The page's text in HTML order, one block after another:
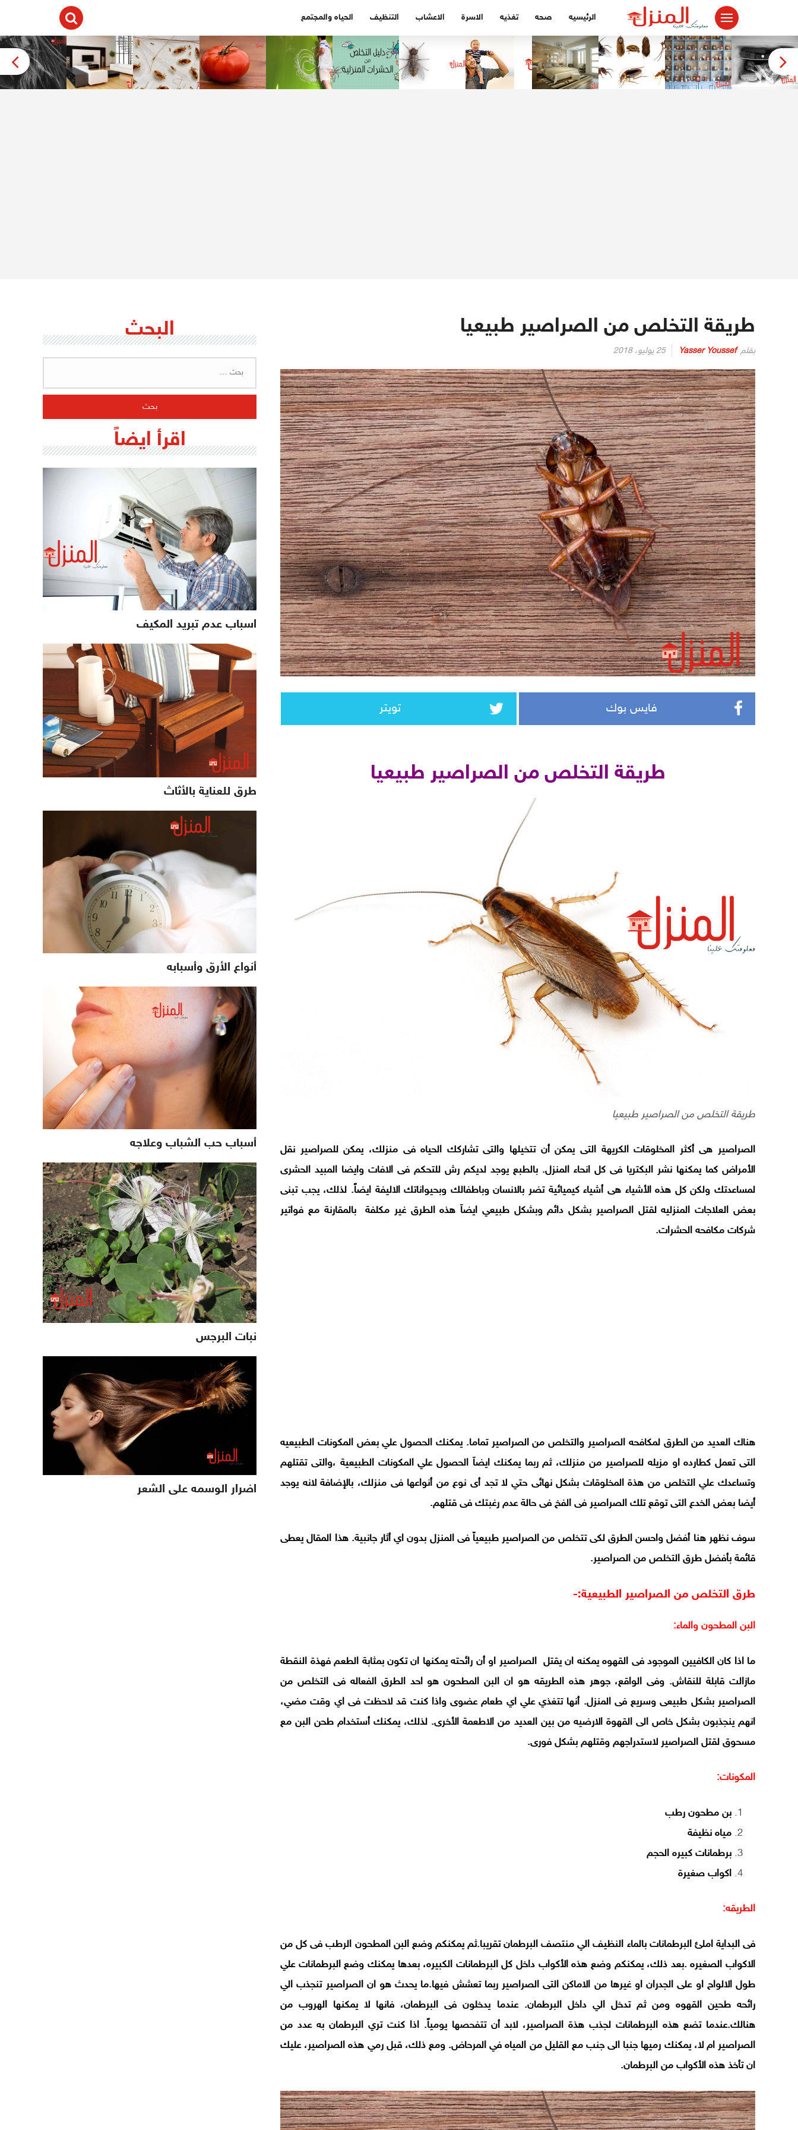
الرئيسيه صحه تغذيه الاسرة الاعشاب التنظيف الحياه والمجتمع
طريقة التخلص من الصراصير طبيعيا
بقلم Yasser Youssef 25 يوليو، 2018
فايس بوك تويتر
طريقة التخلص من الصراصير طبيعيا
طريقة التخلص من الصراصير طبيعيا
الصراصير هى أكثر المخلوقات الكريهة التى يمكن أن تتخيلها والتى تشاركك الحياه فى منزلك، يمكن للصراصير نقل
الأمراض كما يمكنها نشر البكتريا فى كل انحاء المنزل. بالطبع يوجد لديكم رش للتحكم فى الافات وايضا المبيد الحشرى
لمساعدتك ولكن كل هذه الأشياء هى أشياء كيميائية تضر بالانسان وباطفالك وبحيواناتك الاليفة ايضاً. لذلك، يجب تبنى
بعض العلاجات المنزليه لقتل الصراصير بشكل دائم وبشكل طبيعي ايضاَ هذه الطرق غير مكلفة بالمقارنة مع فواتير
شركات مكافحه الحشرات.
هناك العديد من الطرق لمكافحه الصراصير والتخلص من الصراصير تماما. يمكنك الحصول علي بعض المكونات الطبيعيه
التى تعمل كطارده او مزيله للصراصير من منزلك، ثم ربما يمكنك ايضاَ الحصول علي المكونات الطبيعية ،والتى تقتلهم
وتساعدك علي التخلص من هذة المخلوقات بشكل نهائى حتي لا تجد أى نوع من أنواعها فى منزلك، بالإضافة لانه يوجد
أيضا بعض الخدع التى توقع تلك الصراصير فى الفخ فى حالة عدم رغبتك فى قتلهم.
سوف نظهر هنا أفضل واحسن الطرق لكى تتخلص من الصراصير طبيعياّ فى المنزل بدون اي أثار جانبية. هذا المقال يعطى
قائمة بأفضل طرق التخلص من الصراصير.
طرق التخلص من الصراصير الطبيعية:-
البن المطحون والماء:
ما اذا كان الكافيين الموجود فى القهوه يمكنه ان يقتل الصراصير او أن رائحته يمكنها ان تكون بمثابة الطعم فهذة النقطة
مازالت قابلة للنقاش. وفى الواقع، جوهر هذه الطريقه هو ان البن المطحون هو احد الطرق الفعاله فى التخلص من
الصراصير بشكل طبيعى وسريع فى المنزل. أنها تتغذي علي اي طعام عضوى واذا كنت قد لاحظت فى اي وقت مضي،
انهم ينجذبون بشكل خاص الى القهوة الارضيه من بين العديد من الاطعمة الأخرى. لذلك، يمكنك أستخدام طحن البن مع
مسحوق لقتل الصراصير لاستدراجهم وقتلهم بشكل فورى.
المكونات:
بن مطحون رطب
مياه نظيفة
برطمانات كبيره الحجم
اكواب صغيرة
الطريقه:
فى البداية املئ البرطمانات بالماء النظيف الي منتصف البرطمان تقريبا.ثم يمكنكم وضع البن المطحون الرطب فى كل من
الاكواب الصغيره .بعد ذلك، يمكنكم وضع هذه الأكواب داخل كل البرطمانات الكبيره، بعدها يمكنك وضع البرطمانات علي
طول الالواح او على الجدران او غيرها من الاماكن التى الصراصير ربما تعشش فيها.ما يحدث هو ان الصراصير تنجذب الي
رائحه طحين القهوه ومن ثم تدخل الي داخل البرطمان. عندما يدخلون فى البرطمان، فانها لا يمكنها الهروب من
هنالك.عندما تضع هذه البرطمانات لجذب هذة الصراصير، لابد أن تتفحصها يومياً. اذا كنت تري البرطمان به عدد من
الصراصير ام لا، يمكنك رميها جنبا الى جنب مع القليل من المياه في المرحاض. ومع ذلك، قبل رمي هذه الصراصير، عليك
ان تأخذ هذه الأكواب من البرطمان.
البحث
اقرأ ايضاً
اسباب عدم تبريد المكيف
طرق للعناية بالأثاث
أنواع الأرق وأسبابه
أسباب حب الشباب وعلاجه
نبات البرجس
اضرار الوسمه على الشعر